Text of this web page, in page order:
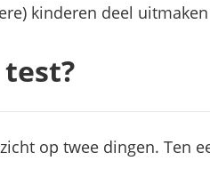
kinderen deel
op twee dingen. Ten